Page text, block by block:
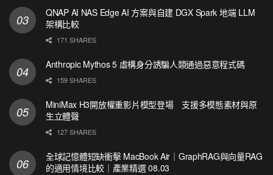
QNAP AI NAS Edge AI 方案與自建 DGX Spark 地端 LLM
架構比較
171 SHARES
Anthropic Mythos 5 虛構身分誘騙人類通過惡意程式碼
159 SHARES
MiniMax H3開放權重影片模型登場 支援多模態素材與原
生立體聲
127 SHARES
全球記憶體短缺衝擊 MacBook Air｜GraphRAG與向量RAG
的適用情境比較｜產業精選 08.03